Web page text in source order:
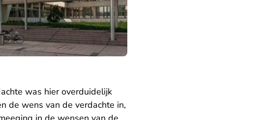
was hier overduidelijk
de wens van de verdachte in,